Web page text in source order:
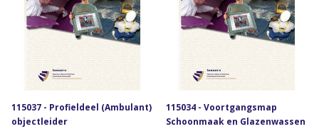
115037 - Profieldeel (Ambulant)
objectleider
115034 - Voortgangsmap
Schoonmaak en Glazenwassen